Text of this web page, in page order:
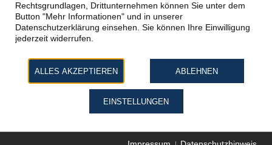
Rechtsgrundlagen, Drittunternehmen können Sie unter dem
Button "Mehr Informationen" und in unserer
Datenschutzerklärung einsehen. Sie können Ihre Einwilligung
jederzeit widerrufen.
ALLES AKZEPTIEREN ABLEHNEN
EINSTELLUNGEN